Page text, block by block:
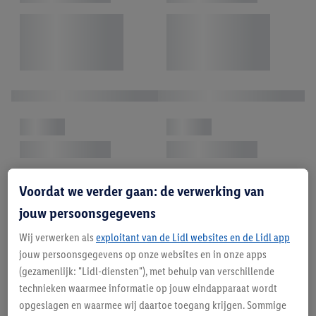
Voordat we verder gaan: de verwerking van
jouw persoonsgegevens
Wij verwerken als exploitant van de Lidl websites en de Lidl app
jouw persoonsgegevens op onze websites en in onze apps
(gezamenlijk: "Lidl-diensten"), met behulp van verschillende
technieken waarmee informatie op jouw eindapparaat wordt
opgeslagen en waarmee wij daartoe toegang krijgen. Sommige